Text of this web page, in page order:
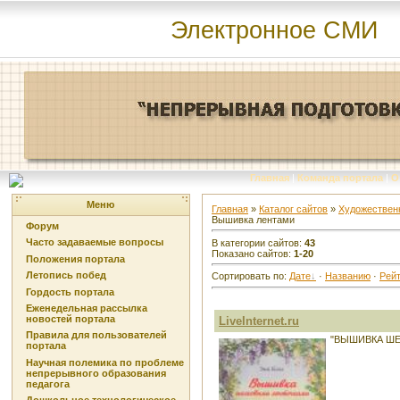
Электронное СМИ
Главная | Команда портала | О
Меню
Форум
Часто задаваемые вопросы
Положения портала
Летопись побед
Гордость портала
Еженедельная рассылка
новостей портала
Правила для пользователей
портала
Научная полемика по проблеме
непрерывного образования
педагога
Главная » Каталог сайтов »
Вышивка лентами
В категории сайтов: 43
Показано сайтов: 1-20
Сортировать по: Дате · Названию ·
LiveInternet.ru
"ВЫШИВКА